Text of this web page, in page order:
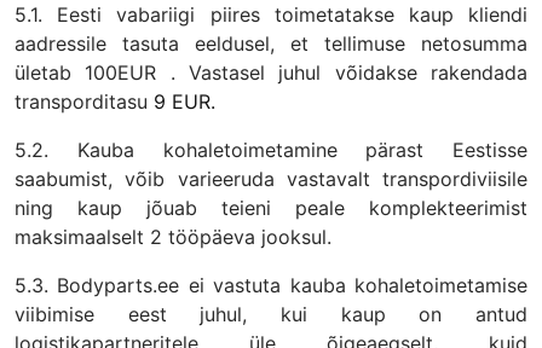
5.1. Eesti vabariigi piires toimetatakse kaup kliendi
aadressile tasuta eeldusel, et tellimuse netosumma
ületab 100EUR . Vastasel juhul võidakse rakendada
transporditasu 9 EUR.
5.2. Kauba kohaletoimetamine pärast Eestisse
saabumist, võib varieeruda vastavalt transpordiviisile
ning kaup jõuab teieni peale komplekteerimist
maksimaalselt 2 tööpäeva jooksul.
5.3. Bodyparts.ee ei vastuta kauba kohaletoimetamise
viibimise eest juhul, kui kaup on antud
logistikapartneritele üle õigeaegselt, kuid